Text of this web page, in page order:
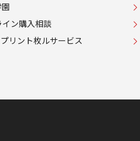
ン購入相談
リント枚ルサービス